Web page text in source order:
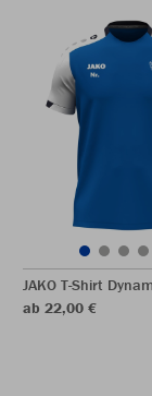
JAKO T-Shirt
ab 22,00 €